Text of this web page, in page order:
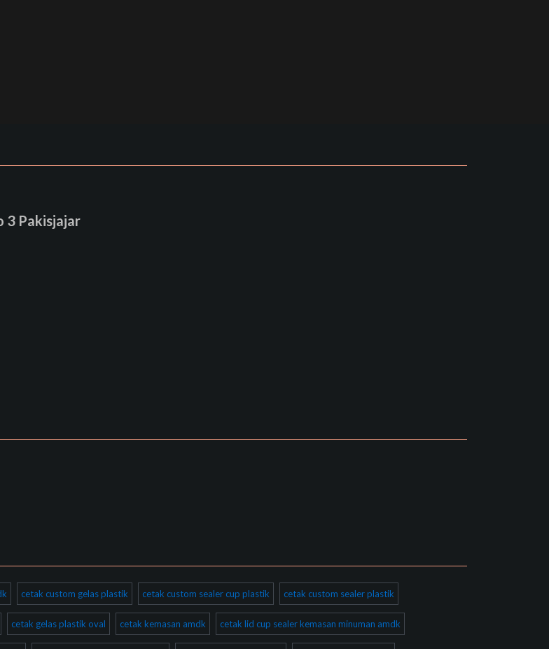
3 Pakisjajar
cetak custom gelas plastik cetak custom sealer cup plastik cetak custom sealer plastik
cetak gelas plastik oval cetak kemasan amdk cetak lid cup sealer kemasan minuman amdk